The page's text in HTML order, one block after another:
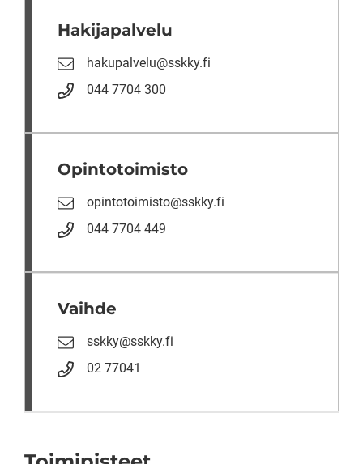
Hakijapalvelu
hakupalvelu@sskky.fi
044 7704 300
Opintotoimisto
opintotoimisto@sskky.fi
044 7704 449
Vaihde
sskky@sskky.fi
02 77041